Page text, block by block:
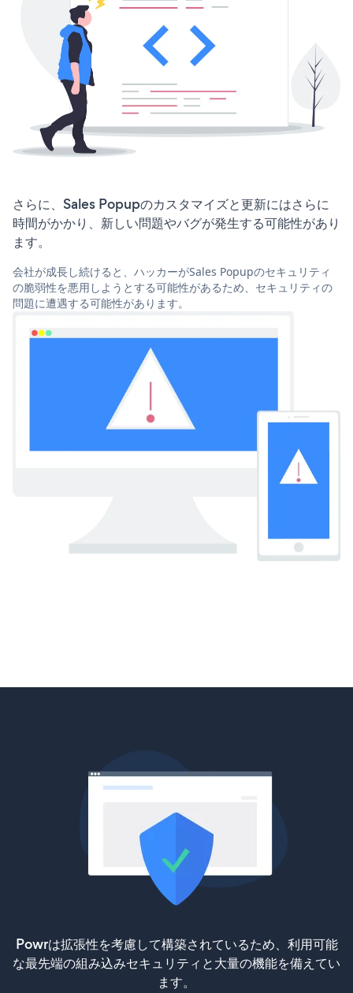
さらに、Sales Popupのカスタマイズと更新にはさらに
時間がかかり、新しい問題やバグが発生する可能性があり
ます。
会社が成長し続けると、ハッカーがSales Popupのセキュリティ
の脆弱性を悪用しようとする可能性があるため、セキュリティの
問題に遭遇する可能性があります。
Powrは拡張性を考慮して構築されているため、利用可能
な最先端の組み込みセキュリティと大量の機能を備えてい
ます。